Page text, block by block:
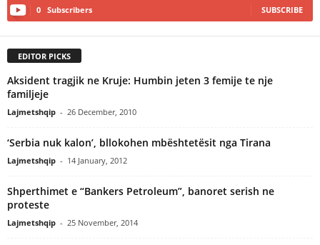
0 Subscribers SUBSCRIBE
EDITOR PICKS
Aksident tragjik ne Kruje: Humbin jeten 3 femije te nje
familjeje
Lajmetshqip - 26 December, 2010
‘Serbia nuk kalon’, bllokohen mbështetësit nga Tirana
Lajmetshqip - 14 January, 2012
Shperthimet e “Bankers Petroleum”, banoret serish ne
proteste
Lajmetshqip - 25 November, 2014